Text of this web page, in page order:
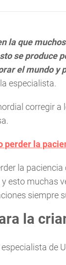
la que
se produce
el mundo
especialista.
corregir
perder la
la
esto muchas
siempre
la
de